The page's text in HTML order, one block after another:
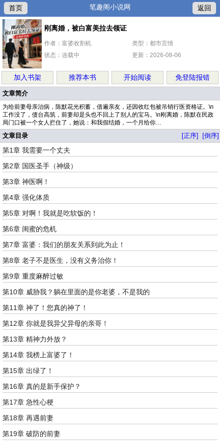
首页 笔趣阁小说网 返回
刚离婚，被白富美拉去领证
作者：富婆收割机
类型：都市言情
状态：连载中
更新：2026-08-06
加入书架 推荐本书 开始阅读 免登陆报错
文章简介
为给前妻母亲治病，陈默花光积蓄，借遍亲友，还因收红包被吊销行医资格证。\n
工作没了，债台高筑，前妻却是头也不回上了别人的宝马。\n刚离婚，陈默在民政
局门口被一个女人拦住了，她说：和我假结婚，一个月给你…
文章目录 [正序] [倒序]
第1章 我需要一个丈夫
第2章 国医圣手（神级）
第3章 神医啊！
第4章 强化体质
第5章 对啊！我就是吃软饭的！
第6章 闺蜜的危机
第7章 富婆：我们的朋友关系到此为止！
第8章 老子不是医生，没有义务治你！
第9章 重度麻醉过敏
第10章 威胁我？躺在里面的是你老婆，不是我的
第11章 神了！您真的神了！
第12章 你就是我异父异母的亲哥！
第13章 精神力外放？
第14章 我榜上富婆了！
第15章 出绿了！
第16章 真的是新手保护？
第17章 急性心梗
第18章 再遇前妻
第19章 破防的前妻